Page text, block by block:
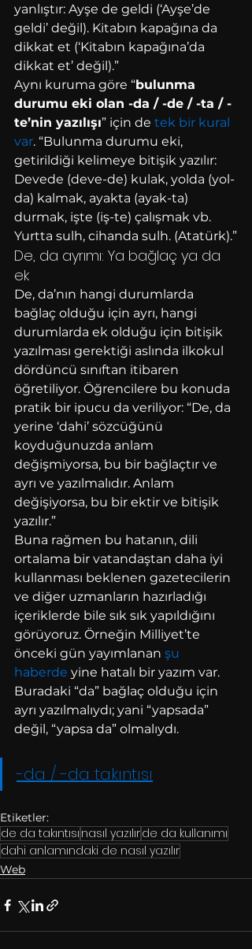
yanlıştır: Ayşe de geldi (‘Ayşe’de
geldi’ değil). Kitabın kapağına da
dikkat et (‘Kitabın kapağına’da
dikkat et’ değil).”
Aynı kuruma göre “bulunma
durumu eki olan -da / -de / -ta / -
te’nin yazılışı” için de tek bir kural
var. “Bulunma durumu eki,
getirildiği kelimeye bitişik yazılır:
Devede (deve-de) kulak, yolda (yol-
da) kalmak, ayakta (ayak-ta)
durmak, işte (iş-te) çalışmak vb.
Yurtta sulh, cihanda sulh. (Atatürk).”
De, da ayrımı: Ya bağlaç ya da
ek
De, da’nın hangi durumlarda
bağlaç olduğu için ayrı, hangi
durumlarda ek olduğu için bitişik
yazılması gerektiği aslında ilkokul
dördüncü sınıftan itibaren
öğretiliyor. Öğrencilere bu konuda
pratik bir ipucu da veriliyor: “De, da
yerine ‘dahi’ sözcüğünü
koyduğunuzda anlam
değişmiyorsa, bu bir bağlaçtır ve
ayrı ve yazılmalıdır. Anlam
değişiyorsa, bu bir ektir ve bitişik
yazılır.”
Buna rağmen bu hatanın, dili
ortalama bir vatandaştan daha iyi
kullanması beklenen gazetecilerin
ve diğer uzmanların hazırladığı
içeriklerde bile sık sık yapıldığını
görüyoruz. Örneğin Milliyet’te
önceki gün yayımlanan şu
haberde yine hatalı bir yazım var.
Buradaki “da” bağlaç olduğu için
ayrı yazılmalıydı; yani “yapsada”
değil, “yapsa da” olmalıydı.
-da / -da takıntısı
Etiketler:
de da takıntısı nasıl yazılırde da kullanımı
dahi anlamındaki de nasıl yazılır
Web